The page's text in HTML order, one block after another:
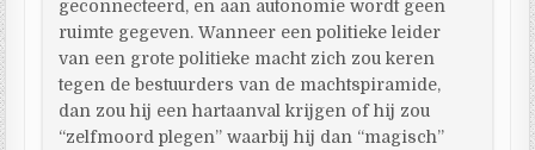
geconnecteerd, en aan autonomie wordt geen
ruimte gegeven. Wanneer een politieke leider
van een grote politieke macht zich zou keren
tegen de bestuurders van de machtspiramide,
dan zou hij een hartaanval krijgen of hij zou
“zelfmoord plegen” waarbij hij dan “magisch”